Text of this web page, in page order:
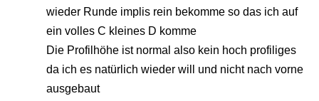
wieder Runde implis rein bekomme so das ich auf
ein volles C kleines D komme
Die Profilhöhe ist normal also kein hoch profiliges
da ich es natürlich wieder will und nicht nach vorne
ausgebaut